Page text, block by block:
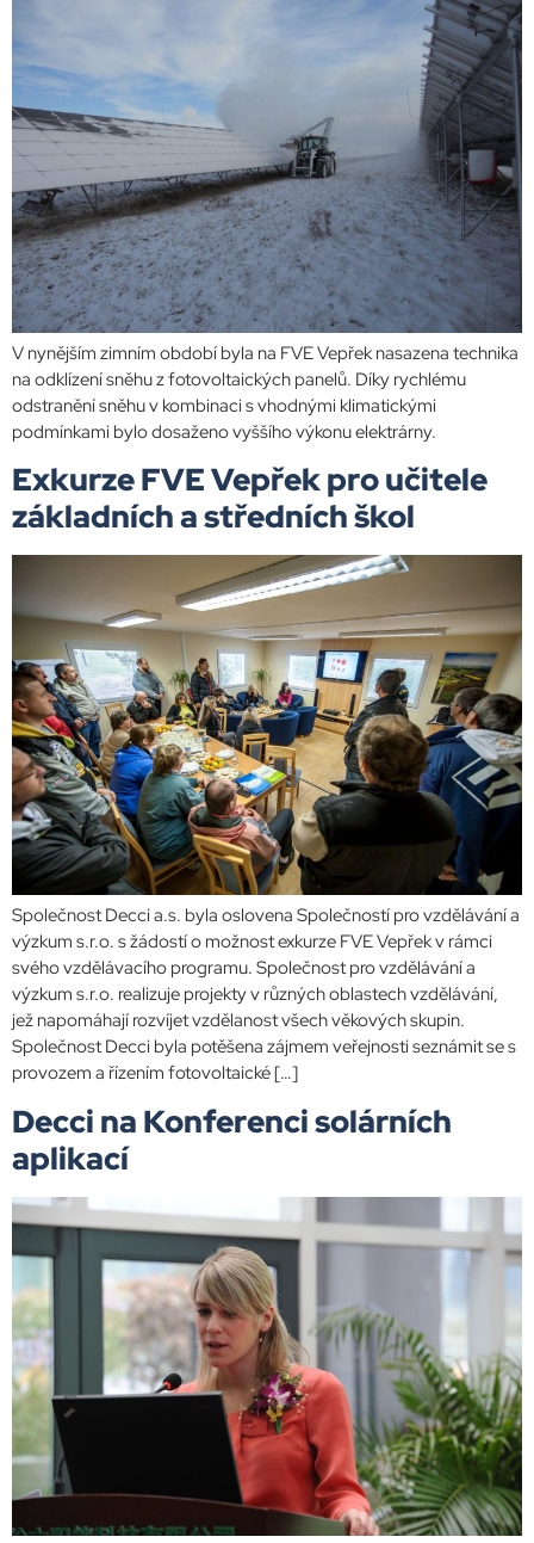
V nynějším zimním období byla na FVE Vepřek nasazena technika
na odklízení sněhu z fotovoltaických panelů. Díky rychlému
odstranění sněhu v kombinaci s vhodnými klimatickými
podmínkami bylo dosaženo vyššího výkonu elektrárny.
Exkurze FVE Vepřek pro učitele
základních a středních škol
Společnost Decci a.s. byla oslovena Společností pro vzdělávání a
výzkum s.r.o. s žádostí o možnost exkurze FVE Vepřek v rámci
svého vzdělávacího programu. Společnost pro vzdělávání a
výzkum s.r.o. realizuje projekty v různých oblastech vzdělávání,
jež napomáhají rozvíjet vzdělanost všech věkových skupin.
Společnost Decci byla potěšena zájmem veřejnosti seznámit se s
provozem a řízením fotovoltaické […]
Decci na Konferenci solárních
aplikací